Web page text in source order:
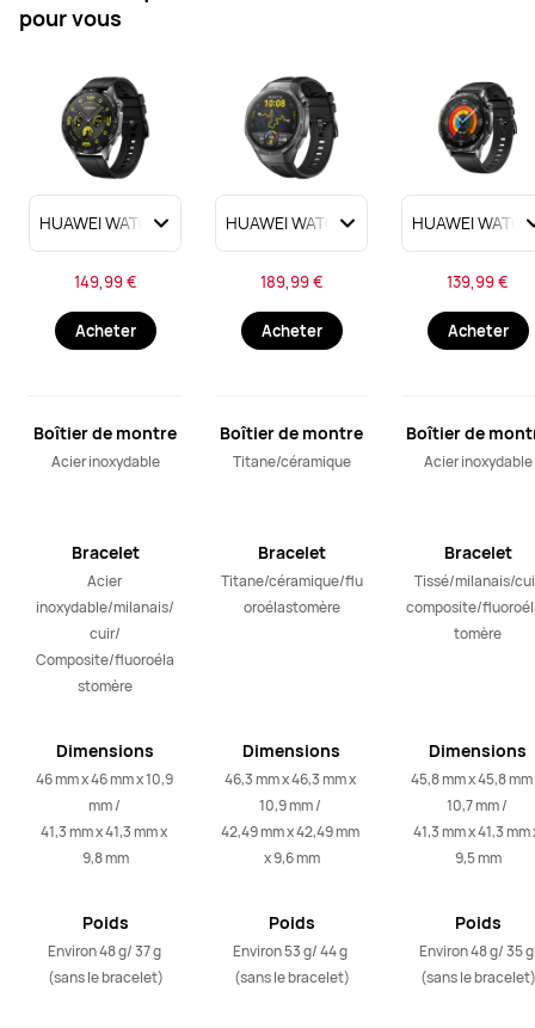
pour vous
149,99 €
Acheter
Boîtier de montre
Acier inoxydable
Bracelet
Acier
inoxydable/milanais/
cuir/
Composite/fluoroéla
stomère
Dimensions
46 mm x 46 mm x 10,9
mm /
41,3 mm x 41,3 mm x
9,8 mm
Poids
Environ 48 g/ 37 g
(sans le bracelet)
189,99 €
Acheter
Boîtier de montre
Titane/céramique
Bracelet
Titane/céramique/flu
oroélastomère
Dimensions
46,3 mm x 46,3 mm x
10,9 mm /
42,49 mm x 42,49 mm
x 9,6 mm
Poids
Environ 53 g/ 44 g
(sans le bracelet)
139,99 €
Acheter
Boîtier de
Acier inoxydable
Bracelet
Tissé/milanais/
composite/
tomère
Dimensions
45,8 mm x 45,8 mm
10,7 mm /
41,3 mm x 41,3 mm
9,5 mm
Poids
Environ 48 g/ 35 g
(sans le bracelet)